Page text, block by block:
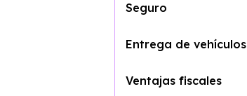
Seguro
Entrega de vehículos
Ventajas fiscales